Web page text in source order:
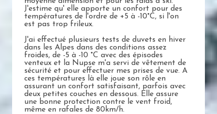
J'estime qu' elle apporte un confort pour des
températures de l'ordre de +5 à -10°C, si l'on
est pas trop frileux.
J'ai effectué plusieurs tests de duvets en hiver
dans les Alpes dans des conditions assez
froides, de -5 à -10 °C avec des épisodes
venteux et la Nupse m'a servi de vêtement de
sécurité et pour effectuer mes prises de vue. A
ces températures là elle joue son rôle en
assurant un confort satisfaisant, parfois avec
deux petites couches en dessous. Elle assure
une bonne protection contre le vent froid,
même en rafales de 80km/h.